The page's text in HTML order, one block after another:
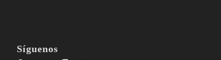
Síguenos